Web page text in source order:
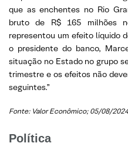
que as enchentes no Rio
bruto de R$ 165 milhões
representou um efeito líquido
o presidente do banco,
situação no Estado no grupo
trimestre e os efeitos não
seguintes.”
Fonte: Valor Econômico; 05/08/2024
Política